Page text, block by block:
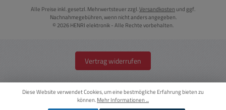
Alle Preise inkl. gesetzl. Mehrwertsteuer zzgl.Versandkosten und ggf.
Nachnahmegebühren, wenn nicht anders angegeben.
© 2026 HENRI elektronik - Alle Rechte vorbehalten.
Vertrag widerrufen
Diese Website verwendet Cookies, um eine bestmögliche Erfahrung bieten zu
können.Mehr Informationen ...